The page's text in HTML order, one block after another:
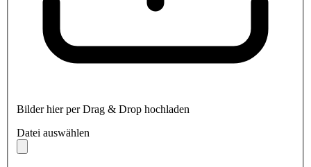
Bilder hier per Drag & Drop hochladen
Datei auswählen